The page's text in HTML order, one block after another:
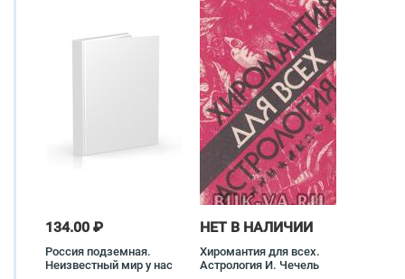
134.00 ₽
Россия подземная.
Неизвестный мир у нас
НЕТ В НАЛИЧИИ
Хиромантия для всех.
Астрология И. Чечель